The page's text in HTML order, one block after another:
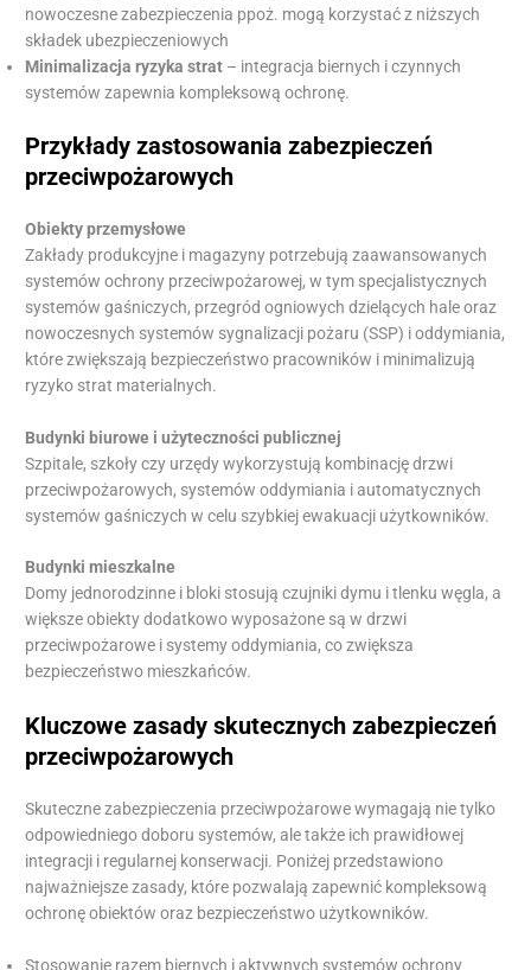
nowoczesne zabezpieczenia ppoż. mogą korzystać z niższych
składek ubezpieczeniowych
Minimalizacja ryzyka strat – integracja biernych i czynnych
systemów zapewnia kompleksową ochronę.
Przykłady zastosowania zabezpieczeń
przeciwpożarowych
Obiekty przemysłowe
Zakłady produkcyjne i magazyny potrzebują zaawansowanych
systemów ochrony przeciwpożarowej, w tym specjalistycznych
systemów gaśniczych, przegród ogniowych dzielących hale oraz
nowoczesnych systemów sygnalizacji pożaru (SSP) i oddymiania,
które zwiększają bezpieczeństwo pracowników i minimalizują
ryzyko strat materialnych.
Budynki biurowe i użyteczności publicznej
Szpitale, szkoły czy urzędy wykorzystują kombinację drzwi
przeciwpożarowych, systemów oddymiania i automatycznych
systemów gaśniczych w celu szybkiej ewakuacji użytkowników.
Budynki mieszkalne
Domy jednorodzinne i bloki stosują czujniki dymu i tlenku węgla, a
większe obiekty dodatkowo wyposażone są w drzwi
przeciwpożarowe i systemy oddymiania, co zwiększa
bezpieczeństwo mieszkańców.
Kluczowe zasady skutecznych zabezpieczeń
przeciwpożarowych
Skuteczne zabezpieczenia przeciwpożarowe wymagają nie tylko
odpowiedniego doboru systemów, ale także ich prawidłowej
integracji i regularnej konserwacji. Poniżej przedstawiono
najważniejsze zasady, które pozwalają zapewnić kompleksową
ochronę obiektów oraz bezpieczeństwo użytkowników.
Stosowanie razem biernych i aktywnych systemów ochrony